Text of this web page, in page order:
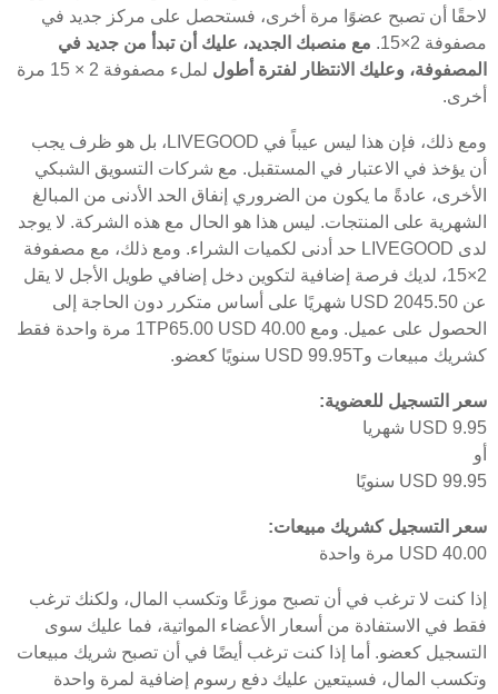
لاحقًا أن تصبح عضوًا مرة أخرى، فستحصل على مركز جديد في
مصفوفة 2×15.
مع منصبك الجديد، عليك أن تبدأ من جديد في
المصفوفة، وعليك الانتظار لفترة أطول
لملء مصفوفة 2 × 15 مرة
أخرى.
ومع ذلك، فإن هذا ليس عيباً في LIVEGOOD، بل هو ظرف يجب
أن يؤخذ في الاعتبار في المستقبل. مع شركات التسويق الشبكي
الأخرى، عادةً ما يكون من الضروري إنفاق الحد الأدنى من المبالغ
الشهرية على المنتجات. ليس هذا هو الحال مع هذه الشركة. لا يوجد
لدى LIVEGOOD حد أدنى لكميات الشراء. ومع ذلك، مع مصفوفة
2×15، لديك فرصة إضافية لتكوين دخل إضافي طويل الأجل لا يقل
عن USD 2045.50 شهريًا على أساس متكرر دون الحاجة إلى
الحصول على عميل. ومع 1TP65.00 USD 40.00 مرة واحدة فقط
كشريك مبيعات وUSD 99.95T سنويًا كعضو.
سعر التسجيل للعضوية:
USD 9.95 شهريا
أو
USD 99.95 سنويًا
سعر التسجيل كشريك مبيعات:
USD 40.00 مرة واحدة
إذا كنت لا ترغب في أن تصبح موزعًا وتكسب المال، ولكنك ترغب
فقط في الاستفادة من أسعار الأعضاء المواتية، فما عليك سوى
التسجيل كعضو. أما إذا كنت ترغب أيضًا في أن تصبح شريك مبيعات
وتكسب المال، فسيتعين عليك دفع رسوم إضافية لمرة واحدة